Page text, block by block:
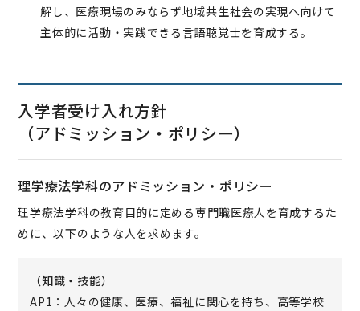
解し、医療現場のみならず地域共生社会の実現へ向けて
主体的に活動・実践できる言語聴覚士を育成する。
入学者受け入れ方針
（アドミッション・ポリシー）
理学療法学科のアドミッション・ポリシー
理学療法学科の教育目的に定める専門職医療人を育成するた
めに、以下のような人を求めます。
（知識・技能）
AP1：人々の健康、医療、福祉に関心を持ち、高等学校